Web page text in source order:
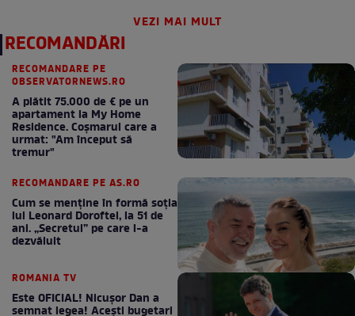
VEZI MAI MULT
RECOMANDĂRI
RECOMANDARE PE
OBSERVATORNEWS.RO
A plătit 75.000 de € pe un
apartament la My Home
Residence. Coşmarul care a
urmat: "Am început să
tremur"
RECOMANDARE PE AS.RO
Cum se menţine în formă soţia
lui Leonard Doroftei, la 51 de
ani. „Secretul” pe care l-a
dezvăluit
ROMANIA TV
Este OFICIAL! Nicușor Dan a
semnat legea! Acești bugetari